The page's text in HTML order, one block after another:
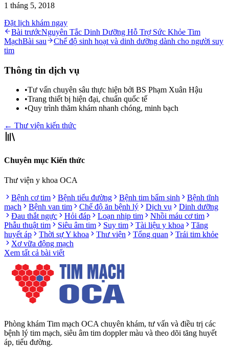
1 tháng 5, 2018
Đặt lịch khám ngay
Bài trướcNguyên Tắc Dinh Dưỡng Hỗ Trợ Sức Khỏe Tim
MạchBài sau
Chế độ sinh hoạt và dinh dưỡng dành cho người suy
tim
Thông tin dịch vụ
•Tư vấn chuyên sâu thực hiện bởi BS Phạm Xuân Hậu
•Trang thiết bị hiện đại, chuẩn quốc tế
•Quy trình thăm khám nhanh chóng, minh bạch
← Thư viện kiến thức
Chuyên mục Kiến thức
Thư viện y khoa OCA
Bệnh cơ tim
Bệnh tiểu đường Bệnh tim bẩm sinh
Bệnh tĩnh
mạch
Bệnh van tim Chế độ ăn bệnh lý Dịch vụ
Dinh dưỡng
Đau thắt ngực
Hỏi đáp Loạn nhịp tim
Nhồi máu cơ tim
Phẫu thuật tim
Siêu âm tim Suy tim Tài liệu y khoa
Tăng
huyết áp
Thời sự Y khoa Thư viện Tổng quan
Trái tim khỏe
Xơ vữa động mạch
Xem tất cả bài viết
Phòng khám Tim mạch OCA chuyên khám, tư vấn và điều trị các
bệnh lý tim mạch, siêu âm tim doppler màu và theo dõi tăng huyết
áp, tiểu đường.